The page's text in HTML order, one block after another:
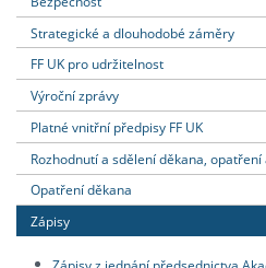
Strategické a dlouhodobé záměry
FF UK pro udržitelnost
Výroční zprávy
Platné vnitřní předpisy FF UK
Rozhodnutí a sdělení děkana,
Opatření děkana
Zápisy
Zápisy z jednání předsednictva